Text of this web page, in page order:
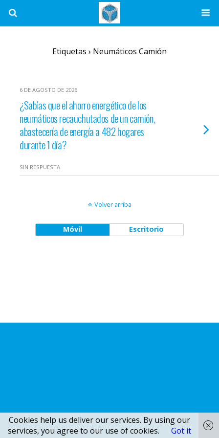
Etiquetas › Neumáticos Camión
6 DE AGOSTO DE 2026
¿Sabías que el ahorro energético de los
neumáticos recauchutados de un camión,
abastecería de energía a 482 hogares
durante 1 día?
SIN RESPUESTA
Volver arriba
Móvil Escritorio
Cookies help us deliver our services. By using our
services, you agree to our use of cookies.
Got it